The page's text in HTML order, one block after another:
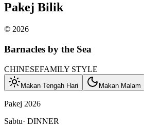
Pakej Bilik
© 2026
Barnacles by the Sea
CHINESEFAMILY STYLE
Makan Tengah Hari Makan Malam
Pakej 2026
Sabtu· DINNER